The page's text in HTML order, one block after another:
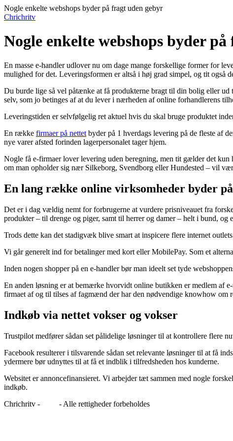
Nogle enkelte webshops byder på fragt uden gebyr
Chrichritv
Nogle enkelte webshops byder
En masse e-handler udlover nu om dage mange forskellige former for
mulighed for det. Leveringsformen er altså i høj grad simpel, og tit også
Du burde lige så vel påtænke at få produkterne bragt til din bolig eller
selv, som jo betinges af at du lever i nærheden af online forhandlerens
Leveringstiden er selvfølgelig ret aktuel hvis du skal bruge produktet
En række firmaer på nettet byder på 1 hverdags levering på de fleste af
nye varer afsted forinden lagerpersonalet tager hjem.
Nogle få e-firmaer lover levering uden beregning, men tit gælder det
om man opholder sig nær Silkeborg, Svendborg eller Hundested – vil
En lang række online virksomheder byder
Det er i dag vældig nemt for forbrugerne at vurdere prisniveauet fra
produkter – til drenge og piger, samt til herrer og damer – helt i bund, og
Trods dette kan det stadigvæk blive smart at inspicere flere internet
Vi går generelt ind for betalinger med kort eller MobilePay. Som et
Inden nogen shopper på en e-handler bør man ideelt set tyde
En anden løsning er at bemærke hvorvidt online butikken er medlem af
firmaet af og til tilses af fagmænd der har den nødvendige knowhow om
Indkøb via nettet vokser og vokser
Trustpilot medfører sådan set pålidelige løsninger til at kontrollere flere
Facebook resulterer i tilsvarende sådan set relevante løsninger til at få
ydermere bør udnyttes til at få et indblik i tilfredsheden hos kunderne.
Websitet er annoncefinansieret. Vi arbejder tæt sammen med nogle
indkøb.
Chrichritv -
- Alle rettigheder forbeholdes